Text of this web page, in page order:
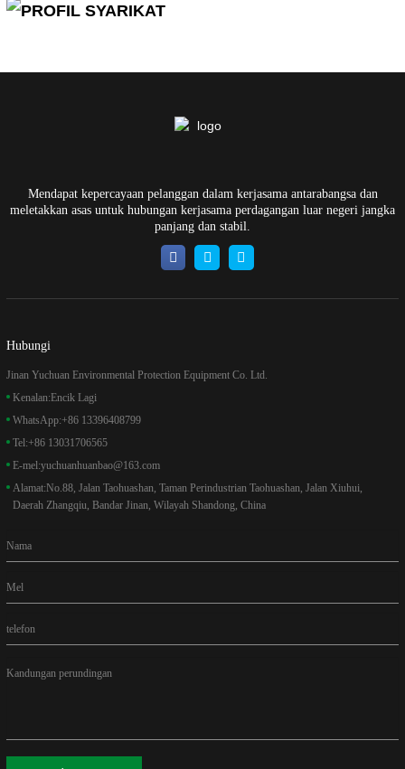
Mendapat kepercayaan pelanggan dalam kerjasama antarabangsa dan
meletakkan asas untuk hubungan kerjasama perdagangan luar negeri jangka
panjang dan stabil.
Hubungi
Jinan Yuchuan Environmental Protection Equipment Co. Ltd.
Kenalan:Encik Lagi
WhatsApp:+86 13396408799
Tel:+86 13031706565
E-mel:yuchuanhuanbao@163.com
Alamat:No.88, Jalan Taohuashan, Taman Perindustrian Taohuashan, Jalan Xiuhui,
Daerah Zhangqiu, Bandar Jinan, Wilayah Shandong, China
Nama
Mel
telefon
Kandungan perundingan